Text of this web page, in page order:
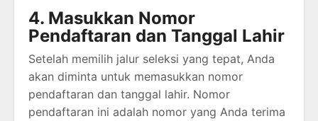
4. Masukkan Nomor
Pendaftaran dan Tanggal Lahir
Setelah memilih jalur seleksi yang tepat, Anda
akan diminta untuk memasukkan nomor
pendaftaran dan tanggal lahir. Nomor
pendaftaran ini adalah nomor yang Anda terima